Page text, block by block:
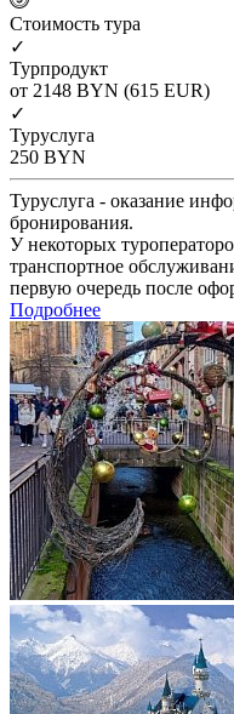
Cтоимость тура
✓
Турпродукт
от 2148 BYN (615 EUR)
✓
Туруслуга
250 BYN
Туруслуга - оказание
бронирования.
У некоторых
транспортное
первую очередь после
Подробнее